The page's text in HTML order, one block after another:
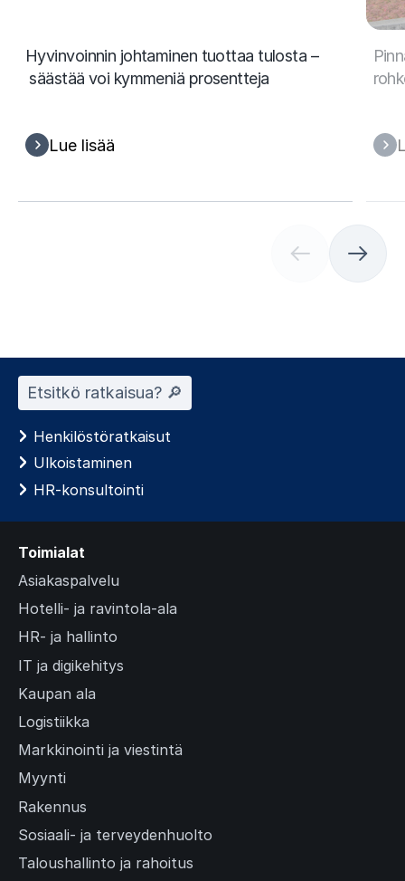
Hyvinvoinnin johtaminen tuottaa tulosta –
säästää voi kymmeniä prosentteja
Lue lisää
n
t
s
l
i
d
Etsitkö ratkaisua? 🔎︎
Henkilöstöratkaisut
Ulkoistaminen
HR-konsultointi
Toimialat
Asiakaspalvelu
Hotelli- ja ravintola-ala
HR- ja hallinto
IT ja digikehitys
Kaupan ala
Logistiikka
Markkinointi ja viestintä
Myynti
Rakennus
Sosiaali- ja terveydenhuolto
Taloushallinto ja rahoitus